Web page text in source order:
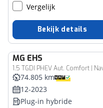
Vergelijk
Bekijk details
MG EHS
74.805 km
12-2023
Plug-in hybride